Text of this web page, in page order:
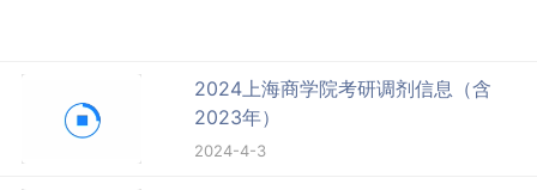
2024上海商学院考研调剂信息（含
2023年）
2024-4-3